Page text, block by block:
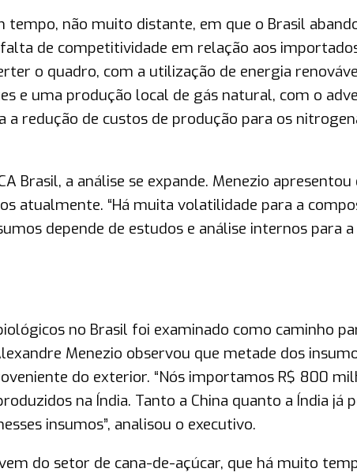
tempo, não muito distante, em que o Brasil
de competitividade em relação aos
o quadro, com a utilização de energia
e uma produção local de gás natural, com o
a redução de custos de produção para os
Brasil, a análise se expande. Menezio
atualmente. “Há muita volatilidade para a
depende de estudos e análise internos para
no Brasil foi examinado como caminho
Menezio observou que metade dos
do exterior. “Nós importamos R$ 800
na Índia. Tanto a China quanto a Índia já
insumos”, analisou o executivo.
do setor de cana-de-açúcar, que há muito